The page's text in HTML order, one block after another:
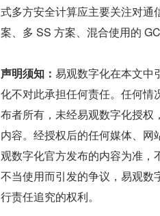
式多方安全计算应主要关注对通
案、多 SS 方案、混合使用的
声明须知： 易观数字化在本文中
化不对此承担任何责任。任何
布者所有，未经易观数字化授
内容。经授权后的任何媒体、
观数字化官方发布的内容为准
不当使用而引发的争议，易观
行责任追究的权利。